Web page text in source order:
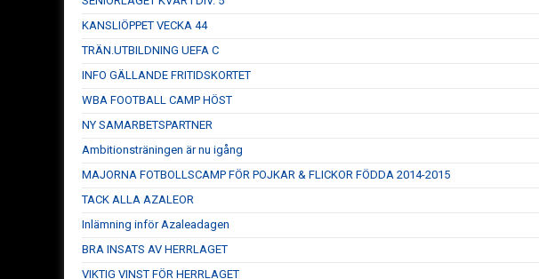
KANSLIÖPPET VECKA 44
TRÄN.UTBILDNING UEFA C
INFO GÄLLANDE FRITIDSKORTET
WBA FOOTBALL CAMP HÖST
NY SAMARBETSPARTNER
Ambitionsträningen är nu igång
MAJORNA FOTBOLLSCAMP FÖR POJKAR & FLICKOR FÖDDA 2014-2015
TACK ALLA AZALEOR
Inlämning inför Azaleadagen
BRA INSATS AV HERRLAGET
VIKTIG VINST FÖR HERRLAGET